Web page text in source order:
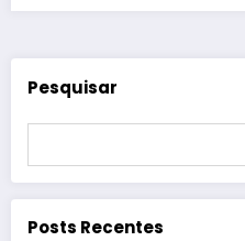
Pesquisar
Posts Recentes